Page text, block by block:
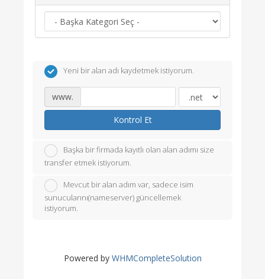
Yeni bir alan adı kaydetmek istiyorum.
www.
Kontrol Et
Başka bir firmada kayıtlı olan alan adımı size
transfer etmek istiyorum.
Mevcut bir alan adım var, sadece isim
sunucularını(nameserver) güncellemek
istiyorum.
Powered by WHMCompleteSolution